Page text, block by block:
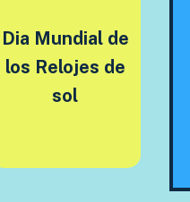
Dia Mundial de
los Relojes de
sol